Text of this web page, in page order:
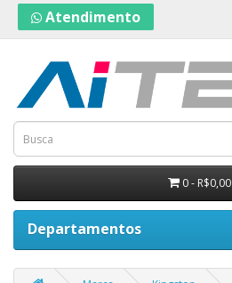
Atendimento
0 - R$0,00
Departamentos